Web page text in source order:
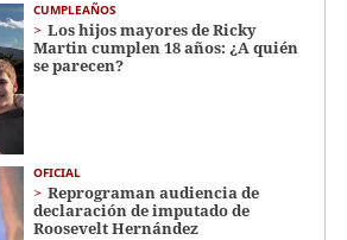
CUMPLEAÑOS
Los hijos mayores de Ricky
Martin cumplen 18 años: ¿A quién
se parecen?
OFICIAL
Reprograman audiencia de
declaración de imputado de
Roosevelt Hernández